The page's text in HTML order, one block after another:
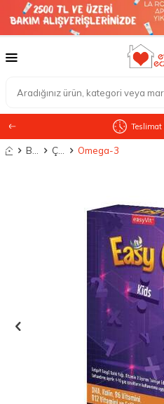
Anasayfa Omega-3